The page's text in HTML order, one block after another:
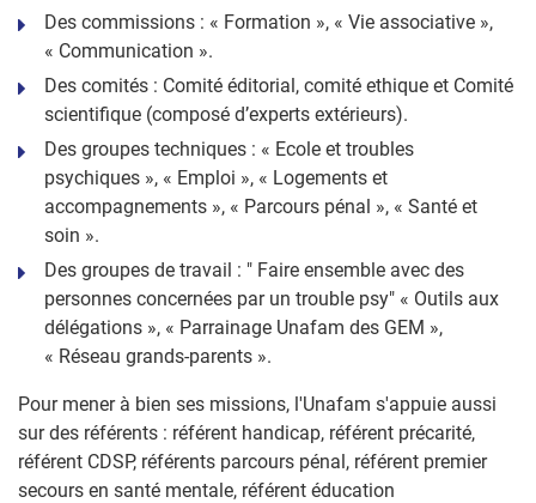
Des commissions : « Formation », « Vie associative »,
« Communication ».
Des comités : Comité éditorial, comité ethique et Comité
scientifique (composé d’experts extérieurs).
Des groupes techniques : « Ecole et troubles
psychiques », « Emploi », « Logements et
accompagnements », « Parcours pénal », « Santé et
soin ».
Des groupes de travail : " Faire ensemble avec des
personnes concernées par un trouble psy" « Outils aux
délégations », « Parrainage Unafam des GEM »,
« Réseau grands-parents ».
Pour mener à bien ses missions, l'Unafam s'appuie aussi
sur des référents : référent handicap, référent précarité,
référent CDSP, référents parcours pénal, référent premier
secours en santé mentale, référent éducation